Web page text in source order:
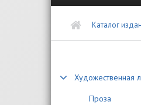
Каталог
Художественная
Проза